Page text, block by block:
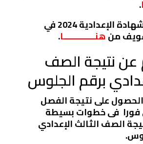
.
– رابط نتيجة الشهادة الإعدادية 2024 في
منهنـــــــــــــا.
عن نتيجة الصف
برقم الجلوس
على نتيجة الفصل
فورا فى خطوات بسيطة
الصف الثالث الإعدادي